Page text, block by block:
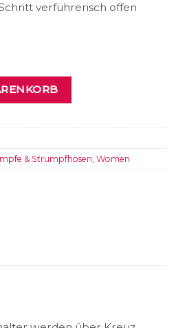
verführerisch offen
& Strumpfhosen Women